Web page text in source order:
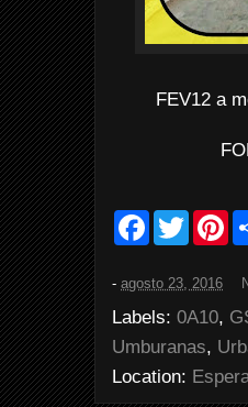
FEV12 a
F
b
o
k
T
w
t
r
P
e
s
- agosto 23, 2016
Labels: 0A10,
Umburanas,
Location: